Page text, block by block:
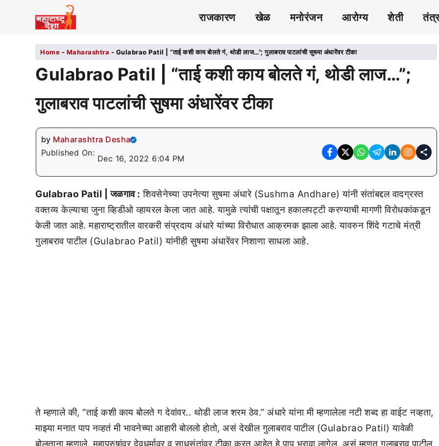
राजकारण खेळ मनोरंजन आरोग्य शेती
Home - Maharashtra - Gulabrao Patil | “ताई कशी काय बोलते गं, थोडी लाज…”; गुलाबराव पाटलांची सुषमा अंधारेंवर टीका
Gulabrao Patil | “ताई कशी काय बोलते गं, थोडी लाज…”;
गुलाबराव पाटलांची सुषमा अंधारेंवर टीका
by Maharashtra Desha
Published On:
Dec 16, 2022 6:04 PM
Gulabrao Patil | जळगाव : शिवसेनेच्या उपनेत्या सुषमा अंधारे (Sushma Andhare) यांनी संतांबद्दल वादग्रस्त
वक्तव्य केल्याचा जुना व्हिडीओ व्हायरल केला जात आहे. यामुळे त्यांची पक्षातून हकालपट्टी करण्याची मागणी विरोधकांकडून
केली जात आहे. महाराष्ट्रातील वारकरी संप्रदाय अंधारे यांच्या विरोधात आक्रमक झाला आहे. यावरुन शिंदे गटाचे मंत्री
गुलाबराव पाटील (Gulabrao Patil) यांनीही सुषमा अंधारेंवर निशाणा साधला आहे.
ते म्हणाले की, “ताई कशी काय बोलते ग देवांवर.. थोडी लाज शरम ठेव.” अंधारे यांना मी म्हणालेला नटी शब्द हा वाईट नव्हता,
माझ्या मनात पाप नव्हतं मी भावनेच्या आहारी बोललो होतो, असं देखील गुलाबराव पाटील (Gulabrao Patil) यावेळी
बोलताना म्हणाले. महापुरुषांवर देवधर्मावर व साधुसंतांवर टीका करत आहेत हे पाप भरावा लागेल, असं म्हणत गुलाबराव पाटील